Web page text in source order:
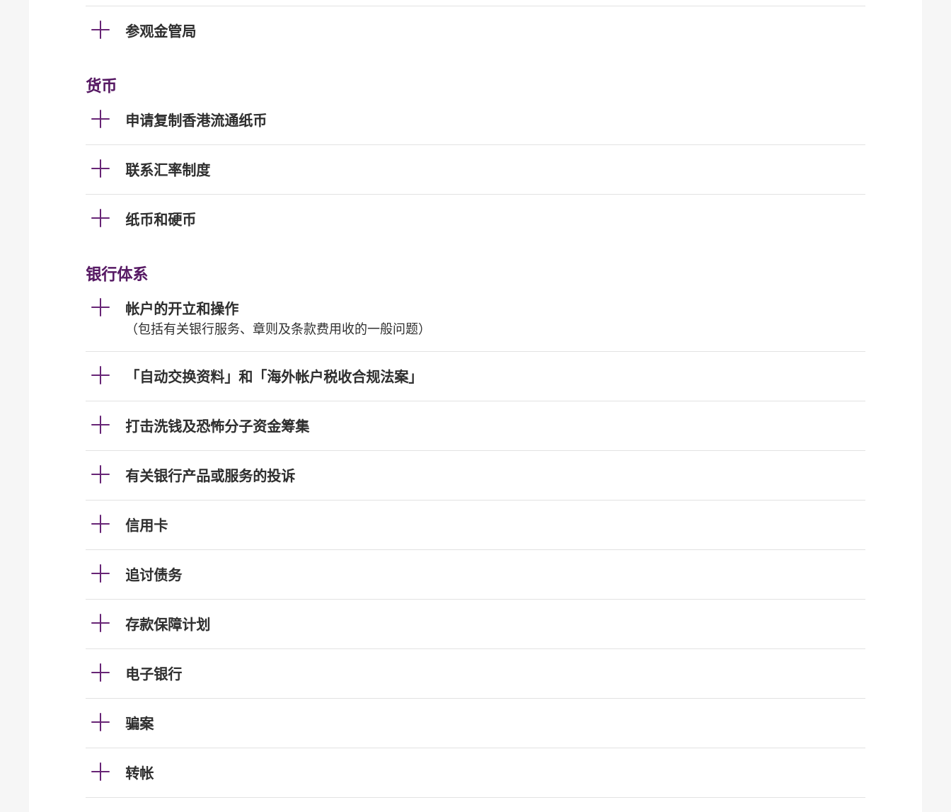
参观金管局
货币
申请复制香港流通纸币
联系汇率制度
纸币和硬币
银行体系
帐户的开立和操作
（包括有关银行服务、章则及条款费用收的一般问题）
「自动交换资料」和「海外帐户税收合规法案」
打击洗钱及恐怖分子资金筹集
有关银行产品或服务的投诉
信用卡
追讨债务
存款保障计划
电子银行
骗案
转帐